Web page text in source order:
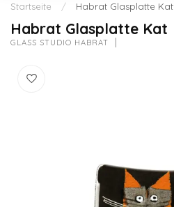
Startseite / Habrat Glasplatte Kat
Habrat Glasplatte Kat
GLASS STUDIO HABRAT